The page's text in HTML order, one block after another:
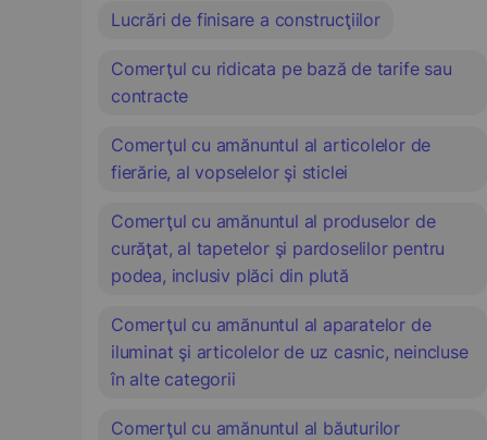
Lucrări de finisare a construcţiilor
Comerţul cu ridicata pe bază de tarife sau
contracte
Comerţul cu amănuntul al articolelor de
fierărie, al vopselelor şi sticlei
Comerţul cu amănuntul al produselor de
curăţat, al tapetelor şi pardoselilor pentru
podea, inclusiv plăci din plută
Comerţul cu amănuntul al aparatelor de
iluminat şi articolelor de uz casnic, neincluse
în alte categorii
Comerţul cu amănuntul al băuturilor